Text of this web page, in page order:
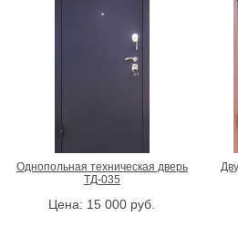
Однопольная техническая дверь
ТД-035
Цена: 15 000 руб.